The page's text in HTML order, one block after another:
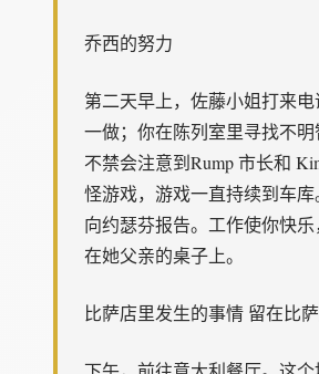
乔西的努力
第二天早上，佐藤小姐打来电
一做；你在陈列室里寻找不
不禁会注意到Rump 市长和
怪游戏，游戏一直持续到车
向约瑟芬报告。工作使你快
在她父亲的桌子上。
比萨店里发生的事情 留在比